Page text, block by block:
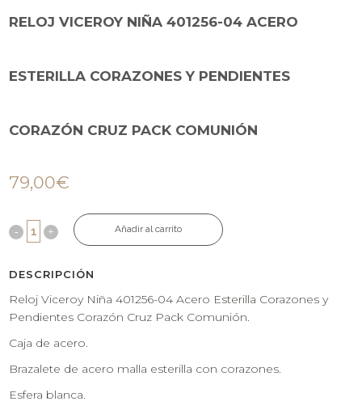
RELOJ VICEROY NIÑA 401256-04 ACERO
ESTERILLA CORAZONES Y PENDIENTES
CORAZÓN CRUZ PACK COMUNIÓN
79,00€
Añadir al carrito
DESCRIPCIÓN
Reloj Viceroy Niña 401256-04 Acero Esterilla Corazones y
Pendientes Corazón Cruz Pack Comunión.
Caja de acero.
Brazalete de acero malla esterilla con corazones.
Esfera blanca.